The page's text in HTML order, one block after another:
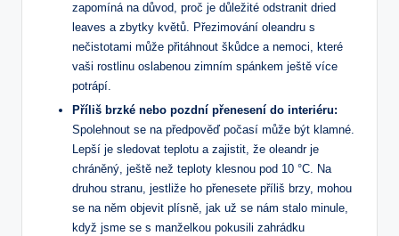
zapomíná ‍na důvod, proč je⁤ důležité odstranit dried
leaves a ‌zbytky květů. Přezimování ⁣oleandru‍ s
nečistotami může ⁣přitáhnout škůdce a nemoci, které
‍vaši rostlinu oslabenou ‍zimním spánkem ‍ještě⁢ více
potrápí.
Příliš brzké nebo pozdní přenesení do interiéru:
Spolehnout ​se na předpověď počasí může být ‌klamné.
Lepší⁢ je sledovat teplotu a zajistit,⁣ že⁤ oleandr je
chráněný, ještě‌ než teploty klesnou pod 10 °C. Na
⁣druhou stranu, ‍jestliže⁣ ho přenesete příliš brzy, mohou
se na něm⁤ objevit plísně, jak už se nám stalo minule,
když⁣ jsme​ se s manželkou pokusili zahrádku